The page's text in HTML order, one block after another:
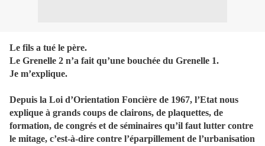
Le fils a tué le père.
Le Grenelle 2 n’a fait qu’une bouchée du Grenelle 1.
Je m’explique.
Depuis la Loi d’Orientation Foncière de 1967, l’Etat nous
explique à grands coups de clairons, de plaquettes, de
formation, de congrés et de séminaires qu’il faut lutter contre
le mitage, c’est-à-dire contre l’éparpillement de l’urbanisation